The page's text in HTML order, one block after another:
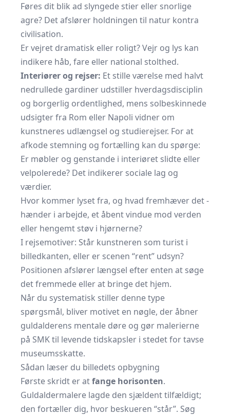
Føres dit blik ad slyngede stier eller snorlige
agre? Det afslører holdningen til natur kontra
civilisation.
Er vejret dramatisk eller roligt? Vejr og lys kan
indikere håb, fare eller national stolthed.
Interiører og rejser: Et stille værelse med halvt
nedrullede gardiner udstiller hverdagsdisciplin
og borgerlig ordentlighed, mens solbeskinnede
udsigter fra Rom eller Napoli vidner om
kunstneres udlængsel og studierejser. For at
afkode stemning og fortælling kan du spørge:
Er møbler og genstande i interiøret slidte eller
velpolerede? Det indikerer sociale lag og
værdier.
Hvor kommer lyset fra, og hvad fremhæver det -
hænder i arbejde, et åbent vindue mod verden
eller hengemt støv i hjørnerne?
I rejsemotiver: Står kunstneren som turist i
billedkanten, eller er scenen “rent” udsyn?
Positionen afslører længsel efter enten at søge
det fremmede eller at bringe det hjem.
Når du systematisk stiller denne type
spørgsmål, bliver motivet en nøgle, der åbner
guldalderens mentale døre og gør malerierne
på SMK til levende tidskapsler i stedet for tavse
museumsskatte.
Sådan læser du billedets opbygning
Første skridt er atfange horisonten.
Guldaldermalere lagde den sjældent tilfældigt;
den fortæller dig, hvor beskueren “står”. Søg